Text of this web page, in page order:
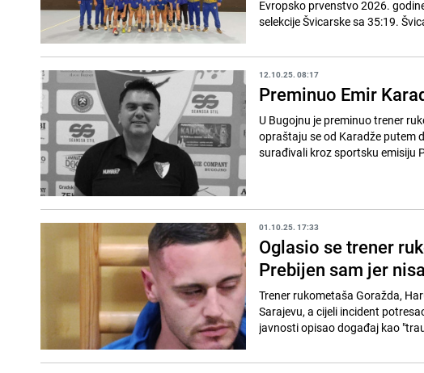
Evropsko prvenstvo 2026.
selekcije Švicarske sa 35:19.
12.10.25. 08:17
Preminuo Emir
U Bugojnu je preminuo trener
opraštaju se od Karadže putem
surađivali kroz sportsku emisiju
01.10.25. 17:33
Oglasio se trener
Prebijen sam jer
Trener rukometaša Goražda,
Sarajevu, a cijeli incident
javnosti opisao događaj kao